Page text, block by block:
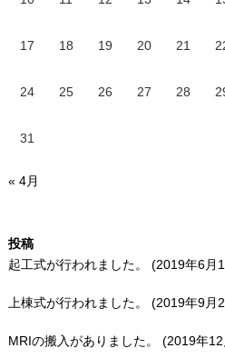
17 18 19 20 21
24 25 26 27 28
31
« 4月
投稿
起工式が行われました。 (2019年6月
上棟式が行われました。 (2019年9月
MRIの搬入がありました。 (2019年